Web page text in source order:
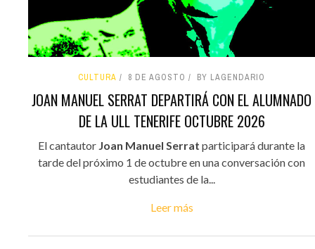
CULTURA 8 DE AGOSTO BY LAGENDARIO
JOAN MANUEL SERRAT DEPARTIRÁ CON EL ALUMNADO
DE LA ULL TENERIFE OCTUBRE 2026
El cantautor Joan Manuel Serrat participará durante la
tarde del próximo 1 de octubre en una conversación con
estudiantes de la...
Leer más